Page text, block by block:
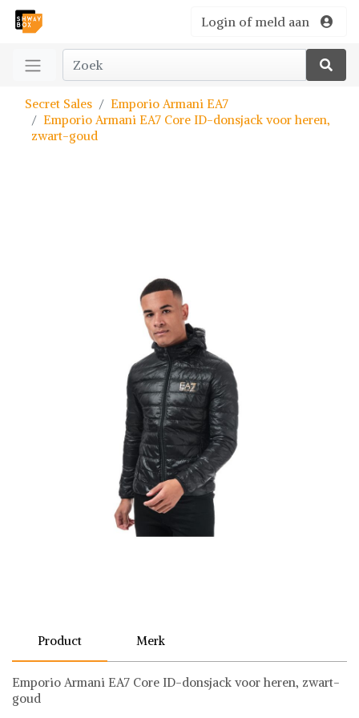
Login of meld aan
Secret Sales
Emporio Armani EA7
Emporio Armani EA7 Core ID-donsjack voor heren,
zwart-goud
Product Merk
Emporio Armani EA7 Core ID-donsjack voor heren, zwart-
goud